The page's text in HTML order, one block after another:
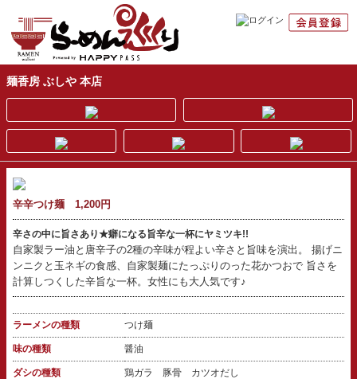
麺香房 ぶしや 本店
辛辛つけ麺 1,200円
辛さの中に旨さあり★癖になる旨辛な一杯にヤミツキ!!
自家製ラー油と唐辛子の2種の辛味が程よい辛さと旨味を演出。 揚げニ
ンニクと玉ネギの食感、自家製麺にたっぷりのった花かつおで 旨さを
計算しつくした辛旨な一杯。女性にも大人気です♪
ラーメンの種類 つけ麺
味の種類 醤油
ダシの種類 鶏ガラ 豚骨 カツオだし